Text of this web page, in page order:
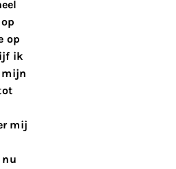
op
ik
mijn
mij
nu